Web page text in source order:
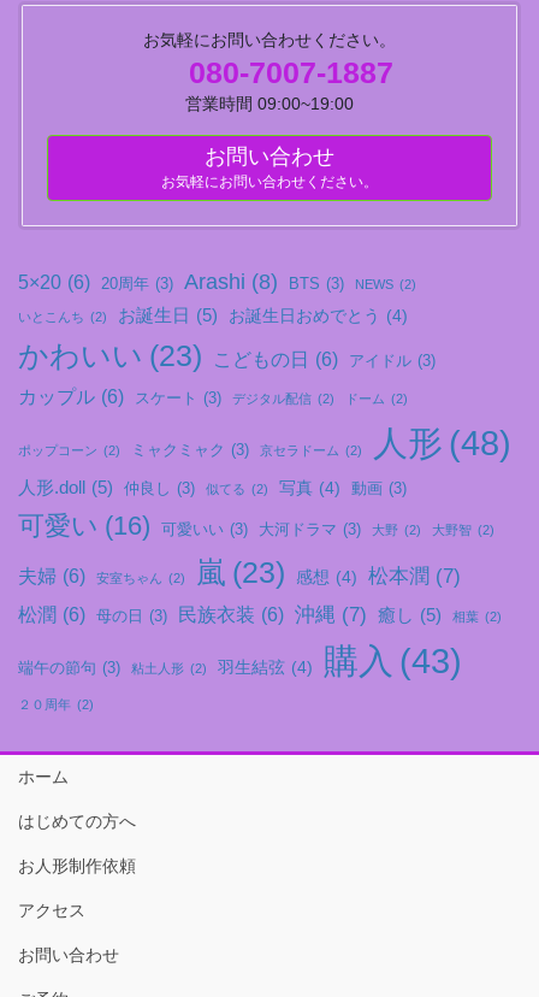
お気軽にお問い合わせください。
080-7007-1887
営業時間 09:00~19:00
お問い合わせ
お気軽にお問い合わせください。
5×20 (6) 20周年 (3) Arashi (8) BTS (3) NEWS (2)
いとこんち (2) お誕生日 (5) お誕生日おめでとう (4)
かわいい (23) こどもの日 (6) アイドル (3)
カップル (6) スケート (3) デジタル配信 (2) ドーム (2)
ポップコーン (2) ミャクミャク (3) 京セラドーム (2) 人形 (48)
人形.doll (5) 仲良し (3) 似てる (2) 写真 (4) 動画 (3)
可愛い (16) 可愛いい (3) 大河ドラマ (3) 大野 (2) 大野智 (2)
夫婦 (6) 安室ちゃん (2) 嵐 (23) 感想 (4) 松本潤 (7)
松潤 (6) 母の日 (3) 民族衣装 (6) 沖縄 (7) 癒し (5) 相葉 (2)
端午の節句 (3) 粘土人形 (2) 羽生結弦 (4) 購入 (43)
２０周年 (2)
ホーム
はじめての方へ
お人形制作依頼
アクセス
お問い合わせ